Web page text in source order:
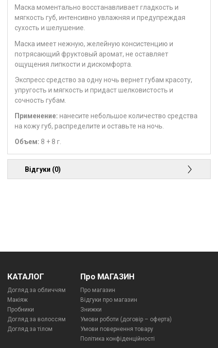
Маска моментально восстанавливает гладкость и
мягкость губ, интенсивно увлажняя и предупреждая
сухость и шелушение.
Маска имеет нежную, желейную консистенцию и
потрясающий фруктовый аромат, не оставляет
ощущения липкости и дискомфорта.
Экспресс средство за одну ночь вернет губам красоту,
упругость и мягкость и придаст шелковистость и
сочность губам.
Применение: нанесите небольшое количество средства
на кожу губ, распределите и оставьте на ночь.
Объем: 8 + 8 г.
Відгуки (0)
КАТАЛОГ
Догляд за обличчям
Макіяж
Пробники
Догляд за волоссям
Догляд за тілом
Про МАГАЗИН
Про магазин
Відгуки про магазин
Знижки
Умови роботи (договір – оферта)
Умови повернення товару
Політика конфіденційності